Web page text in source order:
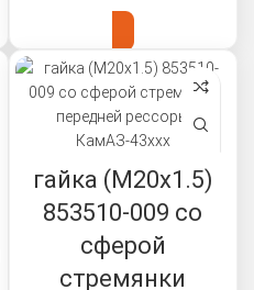
гайка (М20х1.5)
853510-009 со
сферой
стремянки